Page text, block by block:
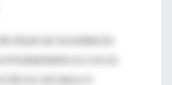
observar la evidencia
tratamiento es o no es
es cercana a 1.